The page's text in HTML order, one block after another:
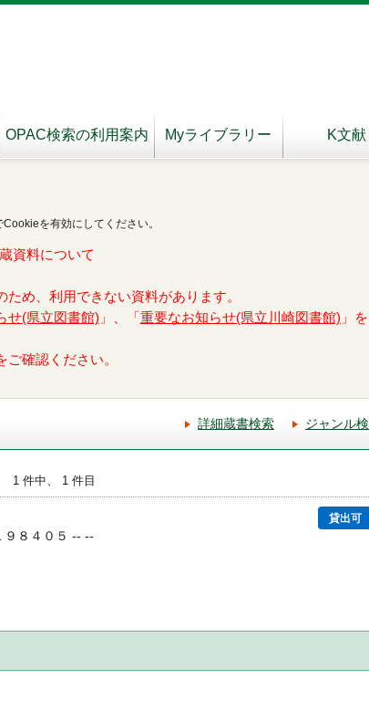
OPAC検索の利用案内 Myライブラリー K文献
を有効にしてください。
資料について
め、利用できない資料があります。
せ(県立図書館) 」、「 重要なお知らせ(県立川崎図書館) 」
ご確認ください。
詳細蔵書検索 ジャンル
1 件中、 1 件目
貸出可
８４０５ -- --